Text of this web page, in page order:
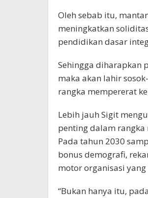
Oleh sebab itu,
meningkatkan
pendidikan dasar
Sehingga diharapkan
maka akan lahir
rangka mempererat
Lebih jauh Sigit
penting dalam
Pada tahun 2030
bonus demografi,
motor organisasi
“Bukan hanya itu,